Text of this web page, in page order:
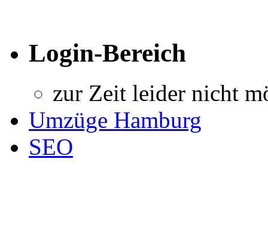
Login-Bereich
zur Zeit leider nicht
Umzüge Hamburg
SEO